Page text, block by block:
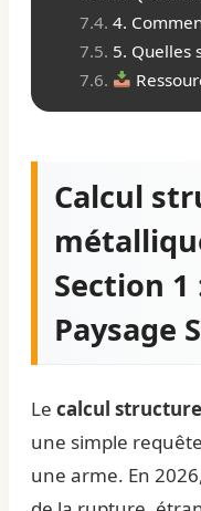
4.
5. Quelles
Calcul
Section
Paysage
Le calcul
une simple
une arme. En